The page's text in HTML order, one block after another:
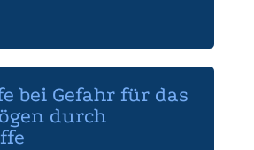
bei Gefahr für das
durch